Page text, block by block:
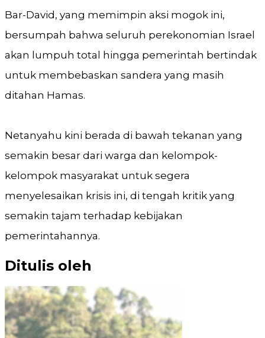
Bar-David, yang memimpin aksi mogok ini,
bersumpah bahwa seluruh perekonomian Israel
akan lumpuh total hingga pemerintah bertindak
untuk membebaskan sandera yang masih
ditahan Hamas.
Netanyahu kini berada di bawah tekanan yang
semakin besar dari warga dan kelompok-
kelompok masyarakat untuk segera
menyelesaikan krisis ini, di tengah kritik yang
semakin tajam terhadap kebijakan
pemerintahannya.
Ditulis oleh